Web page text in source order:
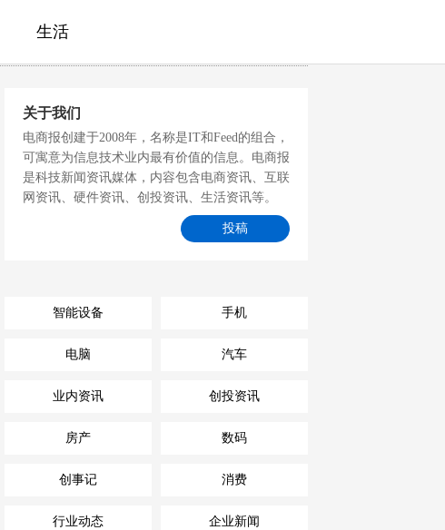
生活
关于我们
电商报创建于2008年，名称是IT和Feed的组合，
可寓意为信息技术业内最有价值的信息。电商报
是科技新闻资讯媒体，内容包含电商资讯、互联
网资讯、硬件资讯、创投资讯、生活资讯等。
投稿
智能设备 手机
电脑 汽车
业内资讯 创投资讯
房产 数码
创事记 消费
行业动态 企业新闻